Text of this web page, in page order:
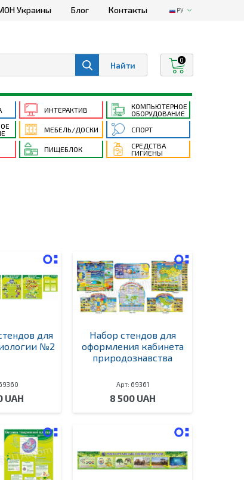
Украины Блог Контакты РУ
0
ИНТЕРАКТИВ
КОМПЬЮТЕРНОЕ
ОБОРУДОВАНИЕ
МЕБЕЛЬ/ДОСКИ
СПОРТ
ПИЩЕБЛОК
СРЕДСТВА
ГИГИЕНЫ
для
№2
UAH
Набор стендов для
оформления кабинета
природознавства
Арт: 69361
8 500 UAH